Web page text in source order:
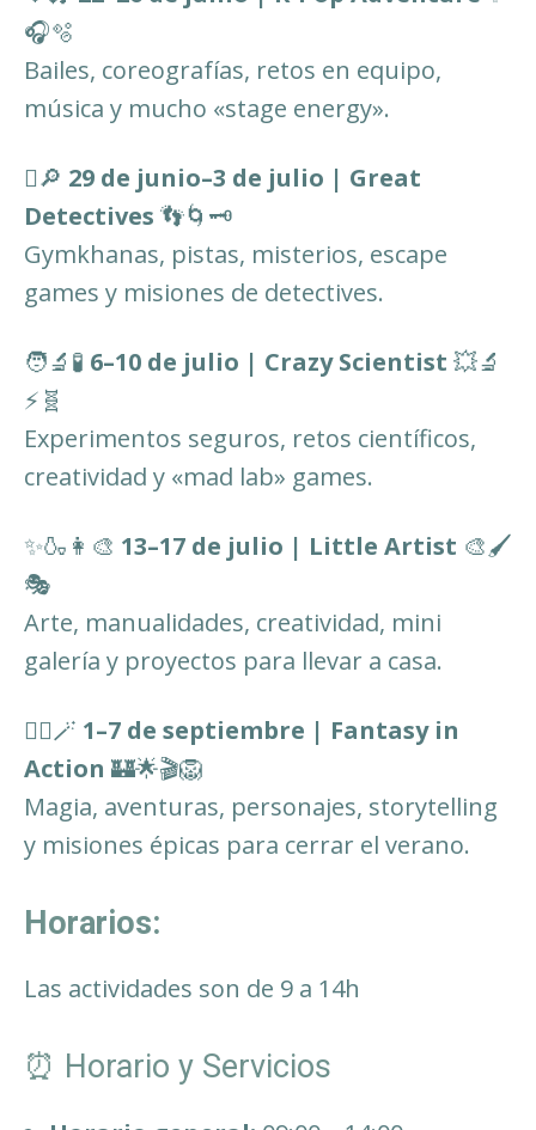
🎧🫧
Bailes, coreografías, retos en equipo,
música y mucho «stage energy».
🫆🔎 29 de junio–3 de julio | Great
Detectives 👣🌀🗝️
Gymkhanas, pistas, misterios, escape
games y misiones de detectives.
🧑‍🔬🧪 6–10 de julio | Crazy Scientist 💥🔬
⚡🧬
Experimentos seguros, retos científicos,
creatividad y «mad lab» games.
✨🍶👩‍🎨 13–17 de julio | Little Artist 🎨🖌️
🎭
Arte, manualidades, creatividad, mini
galería y proyectos para llevar a casa.
🧚‍♀️🪄 1–7 de septiembre | Fantasy in
Action 🏰🌟🎬🦁
Magia, aventuras, personajes, storytelling
y misiones épicas para cerrar el verano.
Horarios:
Las actividades son de 9 a 14h
⏰ Horario y Servicios